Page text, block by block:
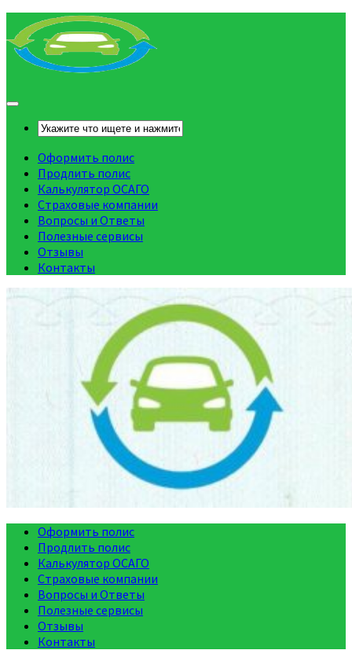
Оформить полис
Продлить полис
Калькулятор ОСАГО
Страховые компании
Вопросы и Ответы
Полезные сервисы
Отзывы
Контакты
Оформить полис
Продлить полис
Калькулятор ОСАГО
Страховые компании
Вопросы и Ответы
Полезные сервисы
Отзывы
Контакты